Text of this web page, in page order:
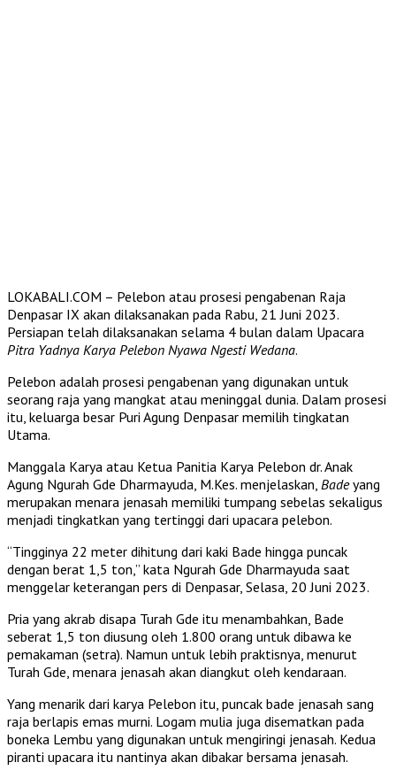
LOKABALI.COM – Pelebon atau prosesi pengabenan Raja
Denpasar IX akan dilaksanakan pada Rabu, 21 Juni 2023.
Persiapan telah dilaksanakan selama 4 bulan dalam Upacara
Pitra Yadnya Karya Pelebon Nyawa Ngesti Wedana.
Pelebon adalah prosesi pengabenan yang digunakan untuk
seorang raja yang mangkat atau meninggal dunia. Dalam prosesi
itu, keluarga besar Puri Agung Denpasar memilih tingkatan
Utama.
Manggala Karya atau Ketua Panitia Karya Pelebon dr. Anak
Agung Ngurah Gde Dharmayuda, M.Kes. menjelaskan, Badeyang
merupakan menara jenasah memiliki tumpang sebelas sekaligus
menjadi tingkatkan yang tertinggi dari upacara pelebon.
“Tingginya 22 meter dihitung dari kaki Bade hingga puncak
dengan berat 1,5 ton,” kata Ngurah Gde Dharmayuda saat
menggelar keterangan pers di Denpasar, Selasa, 20 Juni 2023.
Pria yang akrab disapa Turah Gde itu menambahkan, Bade
seberat 1,5 ton diusung oleh 1.800 orang untuk dibawa ke
pemakaman (setra). Namun untuk lebih praktisnya, menurut
Turah Gde, menara jenasah akan diangkut oleh kendaraan.
Yang menarik dari karya Pelebon itu, puncak bade jenasah sang
raja berlapis emas murni. Logam mulia juga disematkan pada
boneka Lembu yang digunakan untuk mengiringi jenasah. Kedua
piranti upacara itu nantinya akan dibakar bersama jenasah.